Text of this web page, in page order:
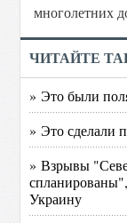
многолетних
ЧИТАЙТЕ
» Это были
» Это сделали
» Взрывы
Украину